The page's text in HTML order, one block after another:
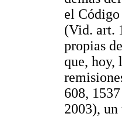
el
(Vid. art.
propias
que, hoy,
608,
2003),